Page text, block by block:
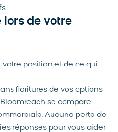
lors de votre
votre position et de ce qui
fioritures de vos options
se compare.
Aucune perte de
réponses pour vous aider